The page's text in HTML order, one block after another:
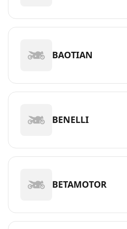
BAOTIAN
BENELLI
BETAMOTOR